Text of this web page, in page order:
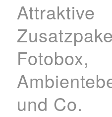
Attraktive
Fotobox,
und Co.